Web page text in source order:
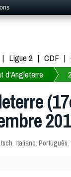
Ligue 2 CDF
d'Angleterre
, Italiano, Português,